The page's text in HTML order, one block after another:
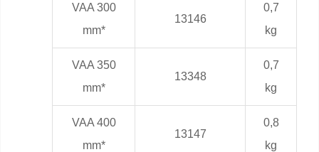
VAA 300
mm*
13146
0,7
kg
VAA 350
mm*
13348
0,7
kg
VAA 400
mm*
13147
0,8
kg